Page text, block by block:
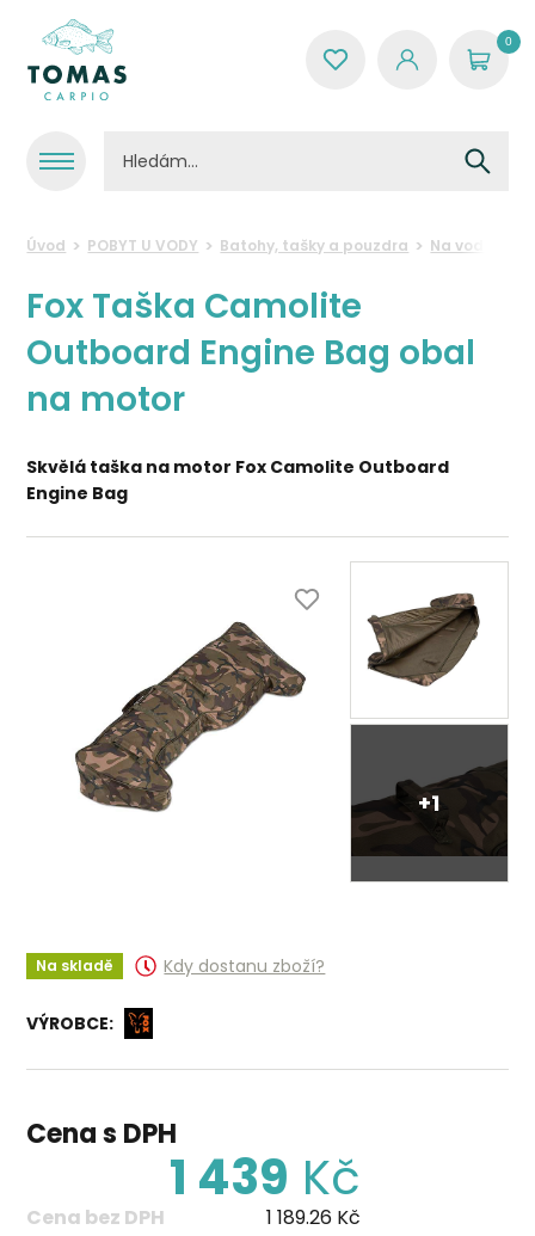
0
Úvod POBYT U VODY Batohy, tašky a pouzdra Na vodě
Fox Taška Camolite
Outboard Engine Bag obal
na motor
Skvělá taška na motor Fox Camolite Outboard
Engine Bag
+1
Na skladě Kdy dostanu zboží?
VÝROBCE:
Cena s DPH
1 439 Kč
Cena bez DPH 1 189.26 Kč